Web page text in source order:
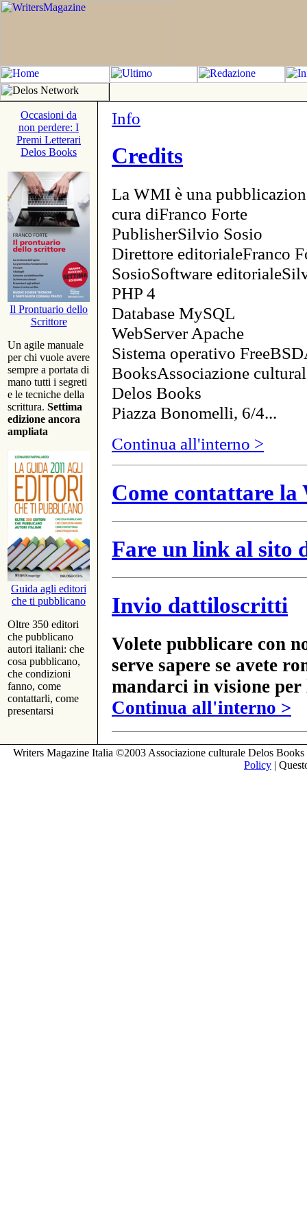
Occasioni da
non perdere: I
Premi Letterari
Delos Books
Il Prontuario dello
Scrittore
Un agile manuale
per chi vuole avere
sempre a portata di
mano tutti i segreti
e le tecniche della
scrittura. Settima
edizione ancora
ampliata
Guida agli editori
che ti pubblicano
Oltre 350 editori
che pubblicano
autori italiani: che
cosa pubblicano,
che condizioni
fanno, come
contattarli, come
presentarsi
Info
Credits
La WMI è una
cura diFranco Forte
PublisherSilvio Sosio
Direttore editorialeFranco
SosioSoftware
PHP 4
Database MySQL
WebServer Apache
Sistema operativo
BooksAssociazione
Delos Books
Piazza Bonomelli, 6/4...
Continua all'interno >
Come contattare
Fare un link al sito
Invio dattiloscritti
Volete pubblicare con
serve sapere se avete
mandarci in visione
Continua all'interno >
Writers Magazine Italia ©2003 Associazione culturale Delos
Policy |